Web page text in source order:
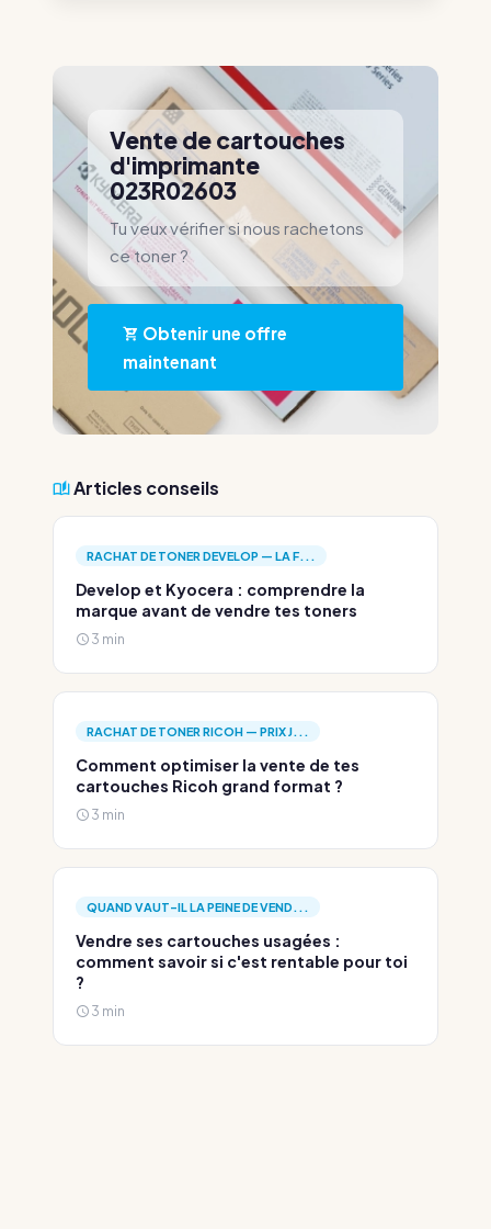
Vente de cartouches
d'imprimante
023R02603
Tu veux vérifier si nous rachetons
ce toner ?
Obtenir une offre
maintenant
Articles conseils
RACHAT DE TONER DEVELOP — LA F...
Develop et Kyocera : comprendre la
marque avant de vendre tes toners
3 min
RACHAT DE TONER RICOH — PRIX J...
Comment optimiser la vente de tes
cartouches Ricoh grand format ?
3 min
QUAND VAUT-IL LA PEINE DE VEND...
Vendre ses cartouches usagées :
comment savoir si c'est rentable pour toi
?
3 min